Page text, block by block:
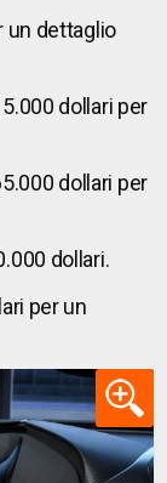
un dettaglio
dollari per
dollari per
dollari.
per un